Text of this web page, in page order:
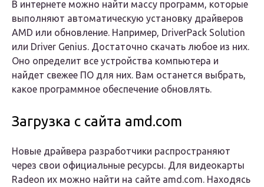
В интернете можно найти массу программ, которые
выполняют автоматическую установку драйверов
AMD или обновление. Например, DriverPack Solution
или Driver Genius. Достаточно скачать любое из них.
Оно определит все устройства компьютера и
найдет свежее ПО для них. Вам останется выбрать,
какое программное обеспечение обновлять.
Загрузка с сайта amd.com
Новые драйвера разработчики распространяют
через свои официальные ресурсы. Для видеокарты
Radeon их можно найти на сайте amd.com. Находясь